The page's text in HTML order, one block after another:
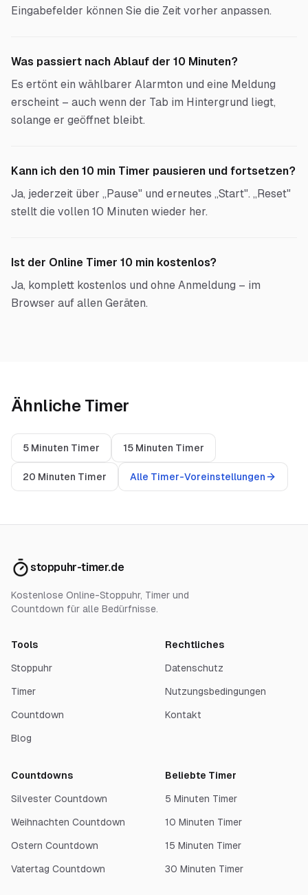
Eingabefelder können Sie die Zeit vorher anpassen.
Was passiert nach Ablauf der 10 Minuten?
Es ertönt ein wählbarer Alarmton und eine Meldung
erscheint – auch wenn der Tab im Hintergrund liegt,
solange er geöffnet bleibt.
Kann ich den 10 min Timer pausieren und fortsetzen?
Ja, jederzeit über „Pause" und erneutes „Start". „Reset"
stellt die vollen 10 Minuten wieder her.
Ist der Online Timer 10 min kostenlos?
Ja, komplett kostenlos und ohne Anmeldung – im
Browser auf allen Geräten.
Ähnliche Timer
5 Minuten Timer 15 Minuten Timer
20 Minuten Timer Alle Timer-Voreinstellungen
stoppuhr-timer.de
Kostenlose Online-Stoppuhr, Timer und
Countdown für alle Bedürfnisse.
Tools
Stoppuhr
Timer
Countdown
Blog
Rechtliches
Datenschutz
Nutzungsbedingungen
Kontakt
Countdowns
Silvester Countdown
Weihnachten Countdown
Ostern Countdown
Vatertag Countdown
Beliebte Timer
5 Minuten Timer
10 Minuten Timer
15 Minuten Timer
30 Minuten Timer